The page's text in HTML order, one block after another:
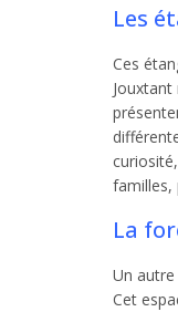
Les
Ces
familles,
La
Un
Cet